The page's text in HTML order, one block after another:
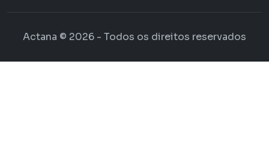
Actana © 2026 - Todos os direitos reservados